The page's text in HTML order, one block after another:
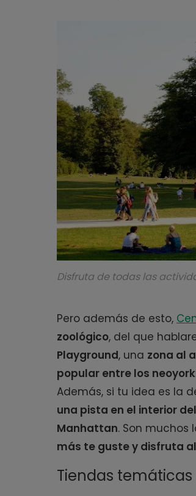
Disfruta de todas las
Pero además de esto,
zoológico, del que
Playground, una zona al
popular entre los
Además, si tu idea es la
una pista en el interior
Manhattan. Son muchos
más te guste y disfruta
Tiendas temáticas